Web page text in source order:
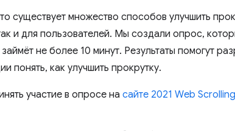
существует множество способов улучшить
и для пользователей. Мы создали опрос,
не более 10 минут. Результаты помогут
понять, как улучшить прокрутку.
участие в опросе на сайте 2021 Web